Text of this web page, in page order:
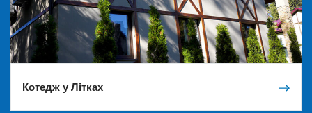
Котедж у Літках